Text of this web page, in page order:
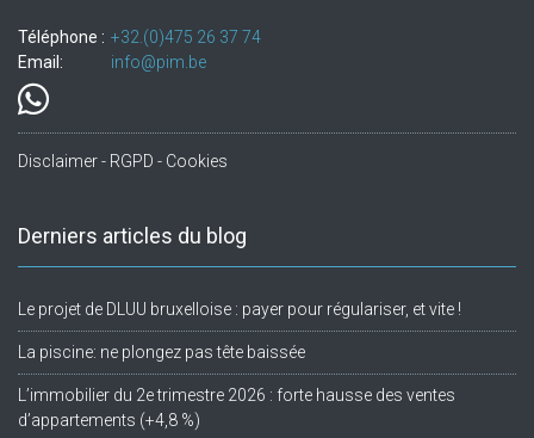
Téléphone : +32.(0)475 26 37 74
Email:
info@pim.be
Disclaimer - RGPD - Cookies
Derniers articles du blog
Le projet de DLUU bruxelloise : payer pour régulariser, et vite !
La piscine: ne plongez pas tête baissée
L’immobilier du 2e trimestre 2026 : forte hausse des ventes
d’appartements (+4,8 %)